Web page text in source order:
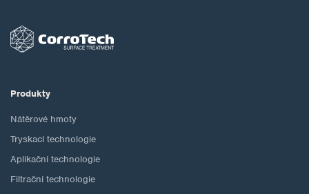
Produkty
Nátěrové hmoty
Tryskací technologie
Aplikační technologie
Filtrační technologie